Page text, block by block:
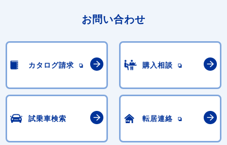
お問い合わせ
カタログ請求 購入相談
試乗車検索 転居連絡